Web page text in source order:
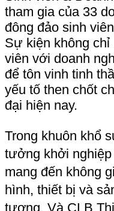
(SQM). Đây là minh
sức mạnh của ý tưởng
kết hợp cùng niềm đam
học.
Kính thiên văn chính là
trời đêm: ý tưởng ban
xuất phát từ khát khao
đến gần hơn với học sinh
đẹp của vũ trụ. Từ đó,
chỉ là công cụ quan sát,
tình yêu Thiên văn học,
khám phá.
Thiết bị đo độ sáng bầu
cho hành trình khám phá: